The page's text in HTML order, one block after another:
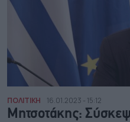
ΠΟΛΙΤΙΚΗ 16.01.2023 - 15:12
Μητσοτάκης: